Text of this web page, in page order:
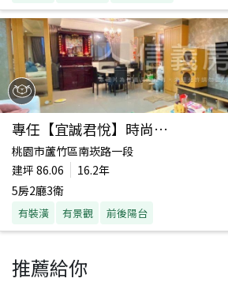
專任【宜誠君悅】時尚景觀
桃園市蘆竹區南崁路一段
建坪 86.06
16.2年
5房2廳3衛
有裝潢 有景觀 前後陽台
推薦給你